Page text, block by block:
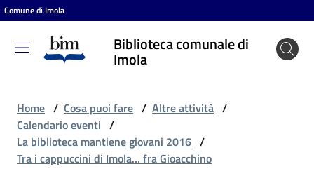
Vai al contenuto
Vai alla navigazione
Vai al footer
Comune di Imola
Biblioteca comunale di
Imola
Biblioteca
comunale
Entra
Home / Cosa puoi fare / Altre attività /
Calendario eventi /
La biblioteca mantiene giovani 2016 /
Tra i cappuccini di Imola… fra Gioacchino